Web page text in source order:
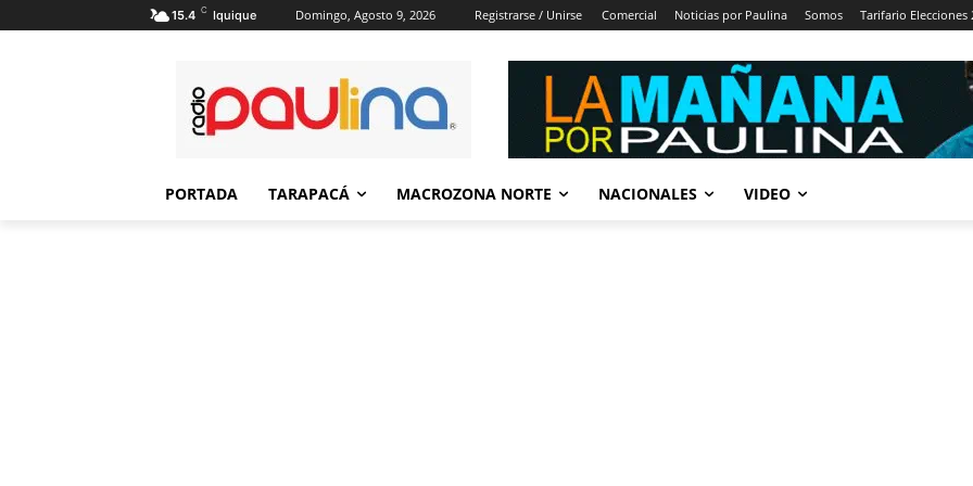
15.4 C Iquique Domingo, Agosto 9, 2026 Registrarse / Unirse Comercial Noticias por Paulina Somos Tarifario Elecciones
PORTADA TARAPACÁ MACROZONA NORTE NACIONALES VIDEO